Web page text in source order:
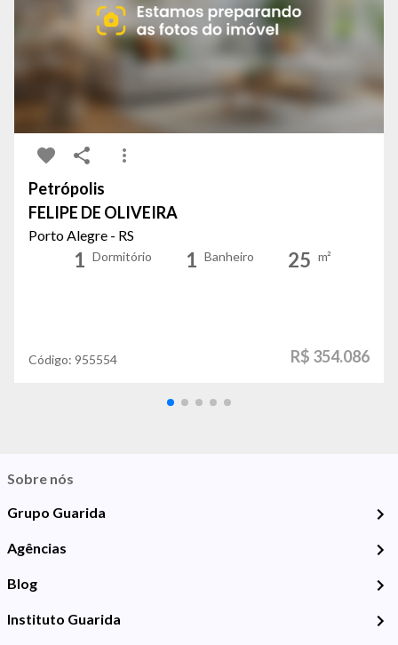
Petrópolis
FELIPE DE OLIVEIRA
Porto Alegre - RS
1 Dormitório 1 Banheiro 25 m²
Código: 955554 R$ 354.086
Sobre nós
Grupo Guarida
Agências
Blog
Instituto Guarida